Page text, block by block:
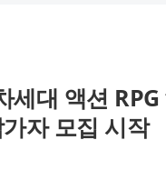
세대 액션
자 모집 시작